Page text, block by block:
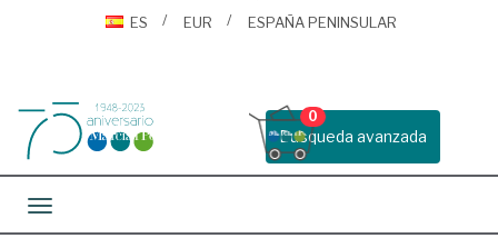
ES
EUR ESPAÑA PENINSULAR
Busqueda avanzada
0
Toggle navigation